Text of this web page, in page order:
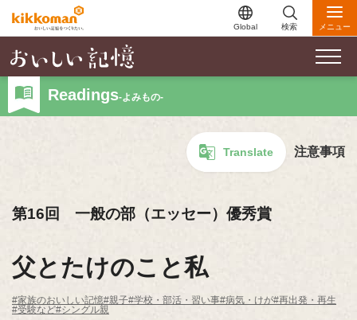
Global 検索 メニュー
Readings-よみもの-
Translate 注意事項
第16回 一般の部（エッセー）優秀賞
父とたけのこと私
#家族のおいしい記憶#親子#学校・部活・習い事#病気・けが#再出発・再生
#受験など#シングル親